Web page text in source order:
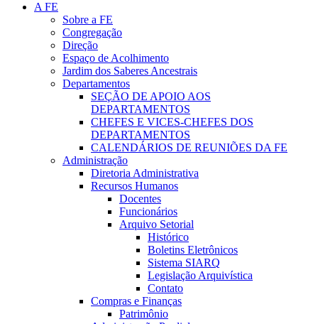
A FE
Sobre a FE
Congregação
Direção
Espaço de Acolhimento
Jardim dos Saberes Ancestrais
Departamentos
SEÇÃO DE APOIO AOS
DEPARTAMENTOS
CHEFES E VICES-CHEFES DOS
DEPARTAMENTOS
CALENDÁRIOS DE REUNIÕES DA FE
Administração
Diretoria Administrativa
Recursos Humanos
Docentes
Funcionários
Arquivo Setorial
Histórico
Boletins Eletrônicos
Sistema SIARQ
Legislação Arquivística
Contato
Compras e Finanças
Patrimônio